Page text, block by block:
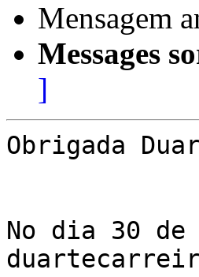
Mensagem
Messages
]
Obrigada
No dia 30 de